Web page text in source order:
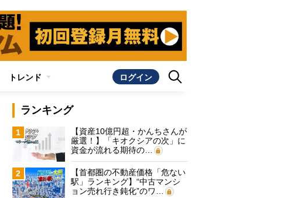
トレンド ログイン
ランキング
1
【資産10億円超・かんちさんが
厳選！】「キオクシアの次」に
資金が流れる期待の…
2
【首都圏の不動産価格「危ない
駅」ランキング】“中古マンシ
ョン売れ行き鈍化”のワ…